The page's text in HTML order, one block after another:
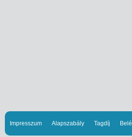
Impresszum Alapszabály Tagdíj